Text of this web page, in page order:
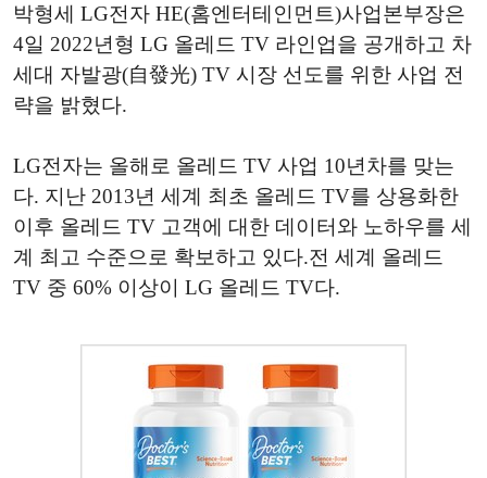
박형세 LG전자 HE(홈엔터테인먼트)사업본부장은
4일 2022년형 LG 올레드 TV 라인업을 공개하고 차
세대 자발광(自發光) TV 시장 선도를 위한 사업 전
략을 밝혔다.
LG전자는 올해로 올레드 TV 사업 10년차를 맞는
다. 지난 2013년 세계 최초 올레드 TV를 상용화한
이후 올레드 TV 고객에 대한 데이터와 노하우를 세
계 최고 수준으로 확보하고 있다.전 세계 올레드
TV 중 60% 이상이 LG 올레드 TV다.